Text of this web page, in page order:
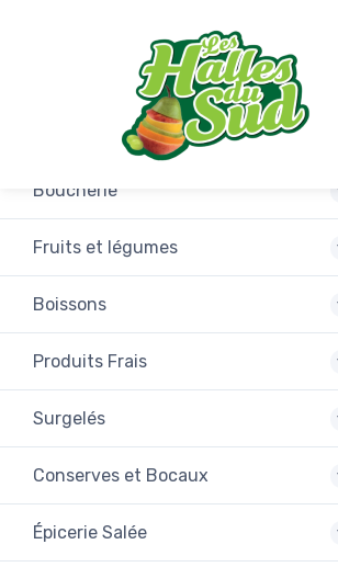
Promotions
Boucherie
Fruits et légumes
Boissons
Produits Frais
Surgelés
Conserves et Bocaux
Épicerie Salée